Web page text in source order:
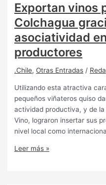
Exportan vinos
Colchagua
asociatividad
productores
.Chile, Otras Entradas /
Utilizando esta atractiva
pequeños viñateros quiso
actividad productiva, y de
Vino, lograron insertar sus
nivel local como
Leer más »